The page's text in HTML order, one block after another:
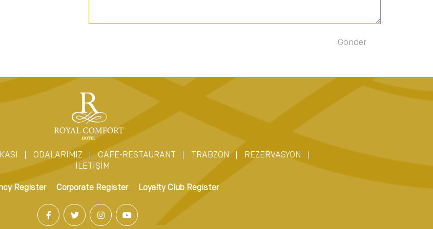
ODALARIMIZ CAFE-RESTAURANT TRABZON
REZERVASYON
İLETİŞİM
Register Corporate Register Loyalty Club Register